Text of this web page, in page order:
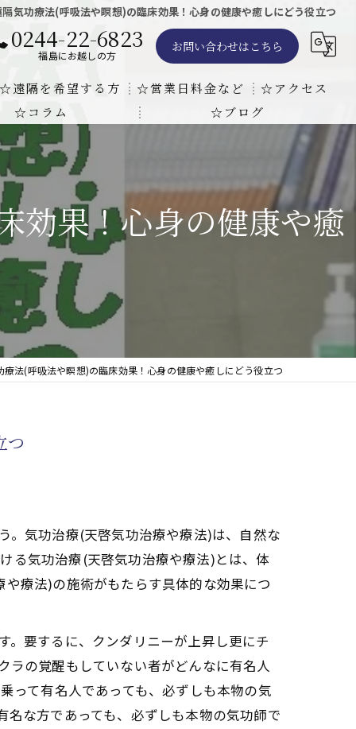
気功療法(呼吸法や瞑想)の臨床効果！心身の健康や癒しにどう役立つ
0244-22-6823
福島にお越しの方
お問い合わせはこちら
遠隔を希望する方
遠隔気功ヒーリングで難病の克服の方法と効果
☆営業日料金など
東京での瞑想気功教室の開催について
☆アクセス
天啓気療院 東京店
天啓気療院 福島店
☆コラム ☆ブログ
効果！心身の健康や癒
療法(呼吸法や瞑想)の臨床効果！心身の健康や癒しにどう役立つ
つ
。気功治療(天啓気功治療や療法)は、自然な
る気功治療(天啓気功治療や療法)とは、体
療法)の施術がもたらす具体的な効果につ
要するに、クンダリニーが上昇し更にチ
ラの覚醒もしていない者がどんなに有名人
って有名人であっても、必ずしも本物の気
な方であっても、必ずしも本物の気功師で